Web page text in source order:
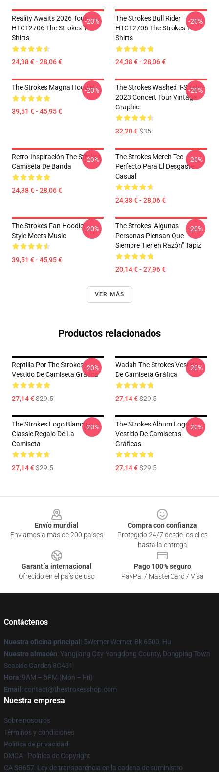
Reality Awaits 2026 Tour
HTCT2706 The Strokes T-
Shirts
24,38 € - 28,06 €
-20%
The Strokes Bull Rider
HTCT2706 The Strokes T-
Shirts
24,38 € - 28,06 €
-20%
The Strokes Magna Hoodie
39,51 € - 45,95 €
-20%
The Strokes Washed T-Shirts -
2023 Concert Tour Vintage
Graphic
32,20 €$35
-20%
Retro-Inspiración The Strokes
Camiseta De Banda
24,38 € - 28,06 €
-20%
The Strokes Merch Tee –
Perfecto Para El Desgaste
Casual
24,38 € - 28,06 €
-20%
The Strokes Fan Hoodie –
Style Meets Music
39,51 € - 45,95 €
-20%
The Strokes "Algunas
Personas Piensan Que
Siempre Tienen Razón" Tapiz
20,14 € - 27,96 €
-20%
VER MÁS
Productos relacionados
Reptilia Por The Strokes
Vestido De Camiseta Gráfica
27,14 €$29.5
-20%
Wadah The Strokes Vestido
De Camiseta Gráfica
27,14 €$29.5
-20%
The Strokes Logo Blanco -
Classic Regalo De La
Camiseta
27,14 €$29.5
-20%
The Strokes Album Logo
Vestido De Camisetas
Gráficas
27,14 €$29.5
-20%
Envío mundial
Enviamos a más de 200 países
Compra con confianza
Protegido 24/7 desde los clics
hasta la entrega
Garantía internacional
Ofrecido en el país de uso
Pago 100% seguro
PayPal / MasterCard / Visa
Contáctenos
Nuestra oficina principal : 5Werner Werner, Bk 6500, Hu
Nuestro almacén: Yangjiang City-Yangdong County, Dongping Town
Seaside Garden 8C401
Hora: 9AM – 5PM (Mon – Fri)
Email : contact@thestrokesshop.com
Nuestra empresa
Sobre nosotros
Términos y condiciones
Política de privacidad
DMCA - Política de Copyright
CA SB657: Ley de transparencia en la cadena de suministro